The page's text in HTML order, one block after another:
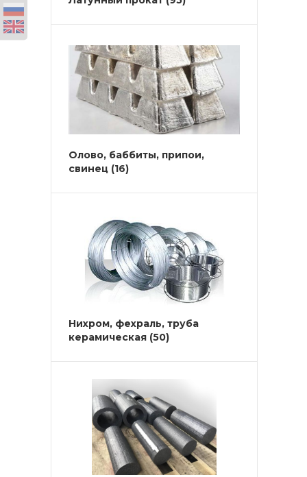
Олово, баббиты, припои,
свинец (16)
Нихром, фехраль, труба
керамическая (50)